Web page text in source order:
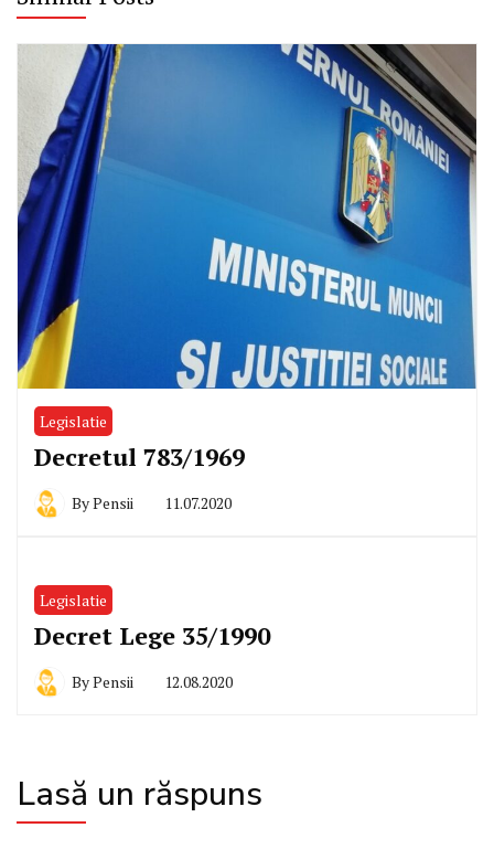
Legislatie
Decretul 783/1969
ByPensii 11.07.2020
Legislatie
Decret Lege 35/1990
ByPensii 12.08.2020
Lasă un răspuns